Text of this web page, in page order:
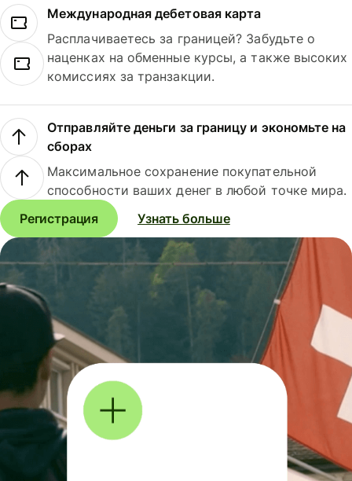
Международная дебетовая карта
Расплачиваетесь за границей? Забудьте о
наценках на обменные курсы, а также высоких
комиссиях за транзакции.
Отправляйте деньги за границу и экономьте на
сборах
Максимальное сохранение покупательной
способности ваших денег в любой точке мира.
Регистрация
Узнать больше